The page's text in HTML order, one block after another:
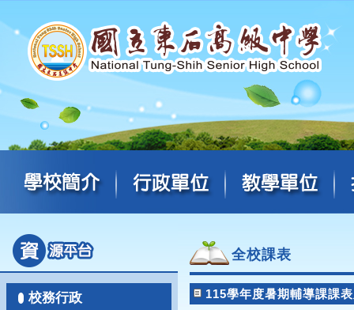
校務行政
全校課表
115學年度暑期輔導課課